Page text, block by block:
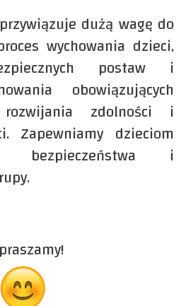
dużą wagę do
wychowania dzieci,
postaw i
obowiązujących
zdolności i
Zapewniamy dzieciom
bezpieczeństwa i